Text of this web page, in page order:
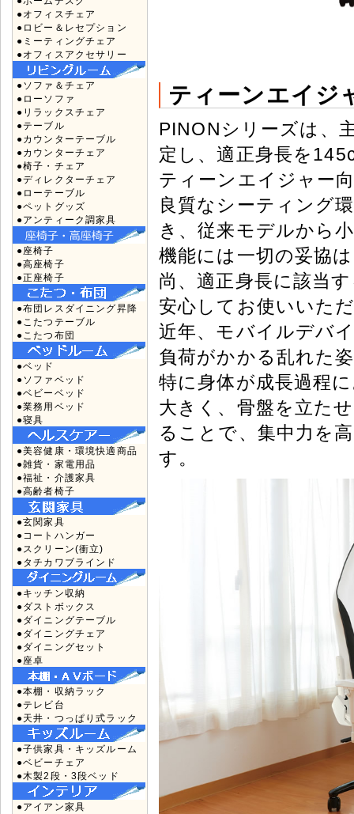
●オフィスチェア
●ロビー＆レセプション
●ミーティングチェア
●オフィスアクセサリー
●ソファ＆チェア
●ローソファ
●リラックスチェア
●テーブル
●カウンターテーブル
●カウンターチェア
●椅子・チェア
●ディレクターチェア
●ローテーブル
●ペットグッズ
●アンティーク調家具
●座椅子
●高座椅子
●正座椅子
●布団レスダイニング昇降
●こたつテーブル
●こたつ布団
●ベッド
●ソファベッド
●ベビーベッド
●業務用ベッド
●寝具
●美容健康・環境快適商品
●雑貨・家電用品
●福祉・介護家具
●高齢者椅子
●玄関家具
●コートハンガー
●スクリーン(衝立)
●タチカワブラインド
●キッチン収納
●ダストボックス
●ダイニングテーブル
●ダイニングチェア
●ダイニングセット
●座卓
●本棚・収納ラック
●テレビ台
●天井・つっぱり式ラック
●子供家具・キッズルーム
●ベビーチェア
●木製2段・3段ベッド
●アイアン家具
ティーンエイジ
PINONシリーズは、
定し、適正身長を
ティーンエイジャー
良質なシーティング
き、従来モデルから
機能には一切の妥協
尚、適正身長に該当
安心してお使いいた
近年、モバイルデバ
負荷がかかる乱れた
特に身体が成長過程
大きく、骨盤を立た
ることで、集中力を
す。